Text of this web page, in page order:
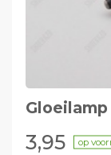
3,95 op